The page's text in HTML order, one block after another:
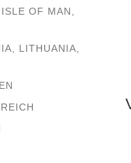
OF MAN,
LITHUANIA,